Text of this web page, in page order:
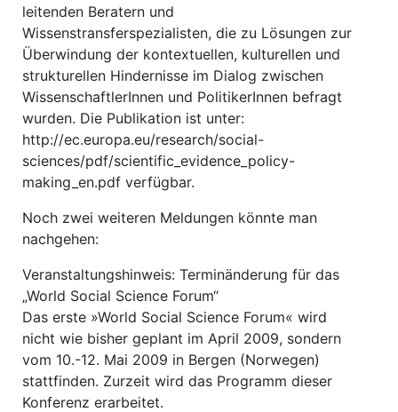
leitenden Beratern und
Wissenstransferspezialisten, die zu Lösungen zur
Überwindung der kontextuellen, kulturellen und
strukturellen Hindernisse im Dialog zwischen
WissenschaftlerInnen und PolitikerInnen befragt
wurden. Die Publikation ist unter:
http://ec.europa.eu/research/social-
sciences/pdf/scientific_evidence_policy-
making_en.pdf verfügbar.
Noch zwei weiteren Meldungen könnte man
nachgehen:
Veranstaltungshinweis: Terminänderung für das
„World Social Science Forum“
Das erste »World Social Science Forum« wird
nicht wie bisher geplant im April 2009, sondern
vom 10.-12. Mai 2009 in Bergen (Norwegen)
stattfinden. Zurzeit wird das Programm dieser
Konferenz erarbeitet.